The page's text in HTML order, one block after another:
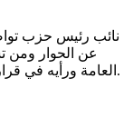
نائب رئيس حزب
عن الحوار ومن
العامة ورأيه في قرارات الحكومة المتعلقة برفع أسعار المحروقات.